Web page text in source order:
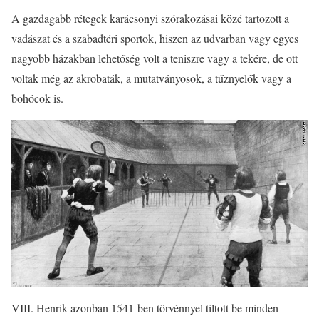
A gazdagabb rétegek karácsonyi szórakozásai közé tartozott a
vadászat és a szabadtéri sportok, hiszen az udvarban vagy egyes
nagyobb házakban lehetőség volt a teniszre vagy a tekére, de ott
voltak még az akrobaták, a mutatványosok, a tűznyelők vagy a
bohócok is.
VIII. Henrik azonban 1541-ben törvénnyel tiltott be minden